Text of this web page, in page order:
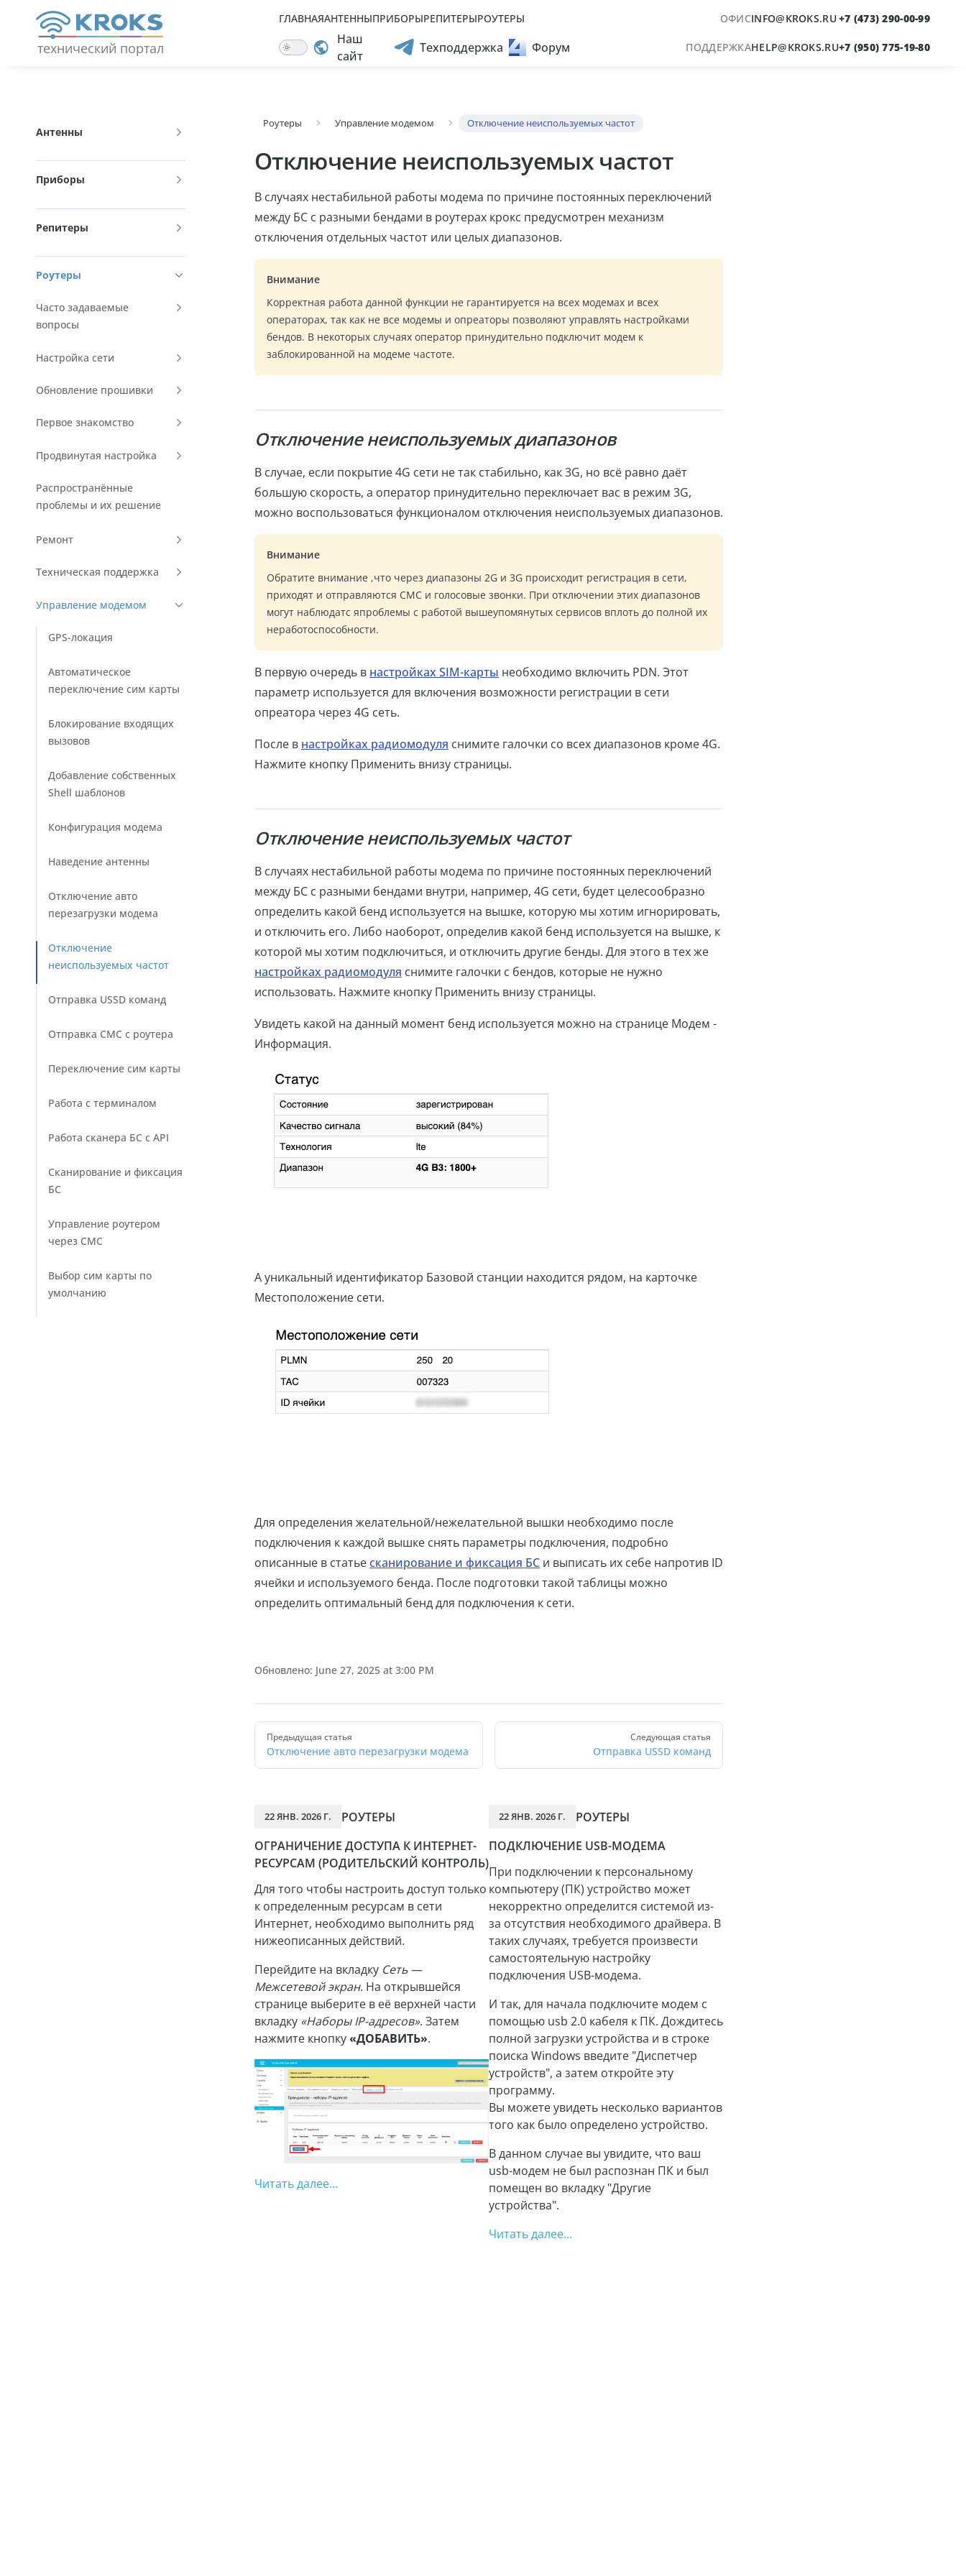
Skip to content ГЛАВНАЯАНТЕННЫПРИБОРЫРЕПИТЕРЫ +K
технический портал
ГЛАВНАЯАНТЕННЫПРИБОРЫРЕПИТЕРЫРОУТЕРЫ
Наш
сайт
Техподдержка Форум
ОФИС
ПОДДЕРЖКА
INFO@KROKS.RU
HELP@KROKS.RU
+7 (473) 290-00-99
+7 (950) 775-19-80
ГЛАВНАЯ
ПРИБОРЫ
РОУТЕРЫ
Наш
сайт
Техподдержка
Антенны
Приборы
Репитеры
Роутеры
Часто задаваемые
вопросы
Настройка сети
Обновление прошивки
Первое знакомство
Продвинутая настройка
Распространённые
проблемы и их решение
Ремонт
Техническая поддержка
Управление модемом
GPS-локация
Автоматическое
переключение сим карты
Блокирование входящих
вызовов
Добавление собственных
Shell шаблонов
Конфигурация модема
Наведение антенны
Отключение авто
перезагрузки модема
Отключение
неиспользуемых частот
Отправка USSD команд
Отправка СМС с роутера
Переключение сим карты
Работа с терминалом
Работа сканера БС с API
Сканирование и фиксация
БС
Управление роутером
через СМС
Выбор сим карты по
умолчанию
Роутеры Управление модемом Отключение неиспользуемых частот
Отключение неиспользуемых частот
В случаях нестабильной работы модема по причине постоянных переключений
между БС с разными бендами в роутерах крокс предусмотрен механизм
отключения отдельных частот или целых диапазонов.
Внимание
Корректная работа данной функции не гарантируется на всех модемах и всех
операторах, так как не все модемы и опреаторы позволяют управлять настройками
бендов. В некоторых случаях оператор принудительно подключит модем к
заблокированной на модеме частоте.
Отключение неиспользуемых диапазонов
В случае, если покрытие 4G сети не так стабильно, как 3G, но всё равно даёт
большую скорость, а оператор принудительно переключает вас в режим 3G,
можно воспользоваться функционалом отключения неиспользуемых диапазонов.
Внимание
Обратите внимание ,что через диапазоны 2G и 3G происходит регистрация в сети,
приходят и отправляются СМС и голосовые звонки. При отключении этих диапазонов
могут наблюдатс япроблемы с работой вышеупомянутых сервисов вплоть до полной их
неработоспособности.
В первую очередь в настройках SIM-карты необходимо включить PDN. Этот
параметр используется для включения возможности регистрации в сети
опреатора через 4G сеть.
После в настройках радиомодуля снимите галочки со всех диапазонов кроме 4G.
Нажмите кнопку Применить внизу страницы.
Отключение неиспользуемых частот
В случаях нестабильной работы модема по причине постоянных переключений
между БС с разными бендами внутри, например, 4G сети, будет целесообразно
определить какой бенд используется на вышке, которую мы хотим игнорировать,
и отключить его. Либо наоборот, определив какой бенд используется на вышке, к
которой мы хотим подключиться, и отключить другие бенды. Для этого в тех же
настройках радиомодуля снимите галочки с бендов, которые не нужно
использовать. Нажмите кнопку Применить внизу страницы.
Увидеть какой на данный момент бенд используется можно на странице Модем -
Информация.
А уникальный идентификатор Базовой станции находится рядом, на карточке
Местоположение сети.
Для определения желательной/нежелательной вышки необходимо после
подключения к каждой вышке снять параметры подключения, подробно
описанные в статьесканирование и фиксация БС и выписать их себе напротив ID
ячейки и используемого бенда. После подготовки такой таблицы можно
определить оптимальный бенд для подключения к сети.
Обновлено: June 27, 2025 at 3:00 PM
PagerПредыдущая статья
Отключение авто перезагрузки модема
Следующая статья
Отправка USSD команд
22 ЯНВ. 2026 Г.
РОУТЕРЫ
ОГРАНИЧЕНИЕ ДОСТУПА К ИНТЕРНЕТ-
РЕСУРСАМ (РОДИТЕЛЬСКИЙ КОНТРОЛЬ)
Для того чтобы настроить доступ только
к определенным ресурсам в сети
Интернет, необходимо выполнить ряд
нижеописанных действий.
Перейдите на вкладку Сеть —
Межсетевой экран. На открывшейся
странице выберите в её верхней части
вкладку «Наборы IP-адресов». Затем
нажмите кнопку«ДОБАВИТЬ».
Читать далее...
22 ЯНВ. 2026 Г.
РОУТЕРЫ
ПОДКЛЮЧЕНИЕ USB-МОДЕМА
При подключении к персональному
компьютеру (ПК) устройство может
некорректно определится системой из-
за отсутствия необходимого драйвера. В
таких случаях, требуется произвести
самостоятельную настройку
подключения USB-модема.
И так, для начала подключите модем с
помощью usb 2.0 кабеля к ПК. Дождитесь
полной загрузки устройства и в строке
поиска Windows введите "Диспетчер
устройств", а затем откройте эту
программу.
Вы можете увидеть несколько вариантов
того как было определено устройство.
В данном случае вы увидите, что ваш
usb-модем не был распознан ПК и был
помещен во вкладку "Другие
устройства".
Читать далее...